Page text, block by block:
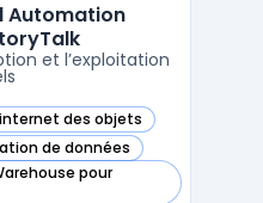
la livraison
Automation
et l’exploitation
des objets
FactoryTalk dans cette
de données
FactoryTalk dans cette
pour
FactoryTalk dans cette